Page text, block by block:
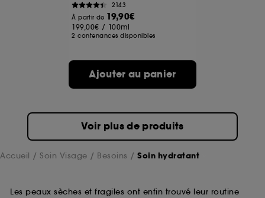
2143
À partir de 19,90€
199,00€ / 100ml
2 contenances disponibles
Ajouter au panier
Voir plus de produits
Accueil Soin Visage Besoins Soin hydratant
Les peaux sèches et fragiles ont enfin trouvé leur routine